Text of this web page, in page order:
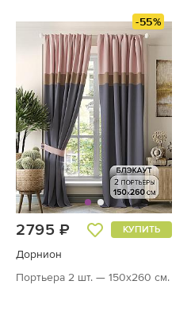
-55%
2795 ₽ КУПИТЬ
Дорнион
Портьера 2 шт. — 150х260 см.